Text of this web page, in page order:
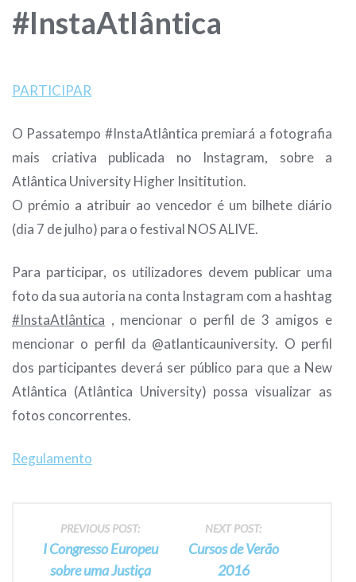
#InstaAtlântica
PARTICIPAR
O Passatempo #InstaAtlântica premiará a fotografia
mais criativa publicada no Instagram, sobre a
Atlântica University Higher Insititution.
O prémio a atribuir ao vencedor é um bilhete diário
(dia 7 de julho) para o festival NOS ALIVE.
Para participar, os utilizadores devem publicar uma
foto da sua autoria na conta Instagram com a hashtag
#InstaAtlântica , mencionar o perfil de 3 amigos e
mencionar o perfil da @atlanticauniversity. O perfil
dos participantes deverá ser público para que a New
Atlântica (Atlântica University) possa visualizar as
fotos concorrentes.
Regulamento
Post
navigation
PREVIOUS POST:
I Congresso Europeu
sobre uma Justiça
NEXT POST:
Cursos de Verão
2016